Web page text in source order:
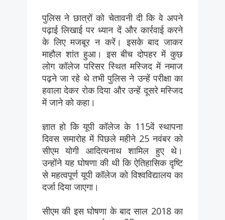
पुलिस ने छात्रों को चेतावनी दी कि वे अपने
पढ़ाई लिखाई पर ध्यान दें और कार्रवाई करने
के लिए मजबूर न करें। इसके बाद जाकर
माहौल शांत हुआ। इस बीच दोपहर में कुछ
लोग कॉलेज परिसर स्थित मस्जिद में नमाज
पढ़ने जा रहे थे तभी पुलिस ने उन्हें परीक्षा का
हवाला देकर रोक दिया और उन्हें दूसरे मस्जिद
में जाने को कहा।
ज्ञात हो कि यूपी कॉलेज के 115वें स्थापना
दिवस समारोह में पिछले महीने 25 नवंबर को
सीएम योगी आदित्यनाथ शामिल हुए थे।
उन्होंने यह घोषणा की थी कि ऐतिहासिक दृष्टि
से महत्वपूर्ण यूपी कॉलेज को विश्वविद्यालय का
दर्जा दिया जाएगा।
सीएम की इस घोषणा के बाद साल 2018 का